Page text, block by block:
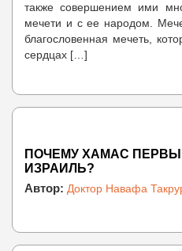
также совершением ими
мечети и с ее народом.
благословенная мечеть,
сердцах […]
ПОЧЕМУ ХАМАС
ИЗРАИЛЬ?
Автор: Доктор Навафа